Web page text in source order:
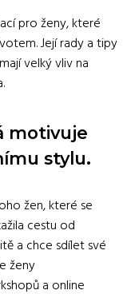
pro ženy, které
Její rady a tipy
velký vliv na
motivuje
stylu.
žen, které se
cestu od
a chce sdílet své
ženy
a online